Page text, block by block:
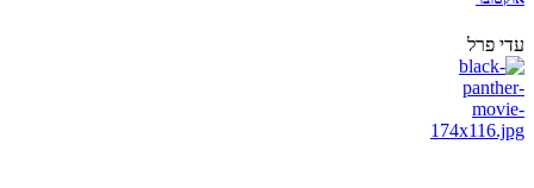
עדי פרל